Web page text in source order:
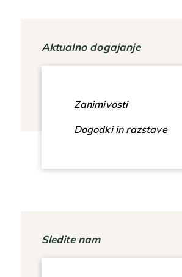
Aktualno dogajanje
Zanimivosti
Dogodki in razstave
Sledite nam